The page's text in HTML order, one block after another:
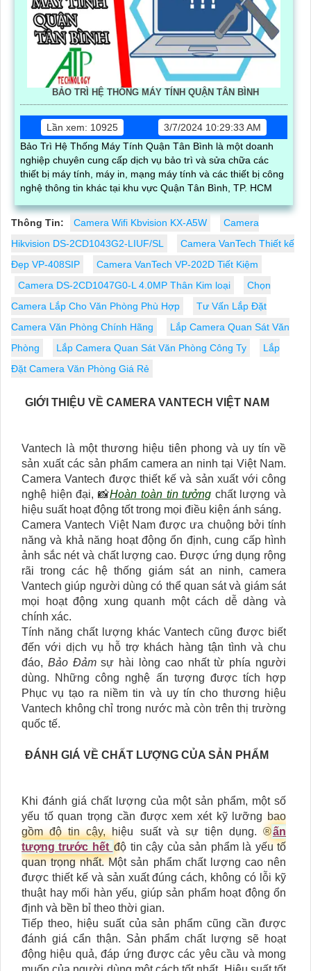
BẢO TRÌ HỆ THỐNG MÁY TÍNH QUẬN TÂN BÌNH
Lần xem: 10925
3/7/2024 10:29:33 AM
Bảo Trì Hệ Thống Máy Tính Quận Tân Bình là một doanh
nghiệp chuyên cung cấp dịch vụ bảo trì và sửa chữa các
thiết bị máy tính, máy in, mạng máy tính và các thiết bị công
nghệ thông tin khác tại khu vực Quận Tân Bình, TP. HCM
Thông Tin: Camera Wifi Kbvision KX-A5W
Camera
Hikvision DS-2CD1043G2-LIUF/SL
Camera VanTech Thiết kế
Đẹp VP-408SIP
Camera VanTech VP-202D Tiết Kiệm
Camera DS-2CD1047G0-L 4.0MP Thân Kim loại
Chọn
Camera Lắp Cho Văn Phòng Phù Hợp
Tư Vấn Lắp Đặt
Camera Văn Phòng Chính Hãng
Lắp Camera Quan Sát Văn
Phòng
Lắp Camera Quan Sát Văn Phòng Công Ty
Lắp
Đặt Camera Văn Phòng Giá Rẻ
GIỚI THIỆU VỀ CAMERA VANTECH VIỆT NAM
Vantech là một thương hiệu tiên phong và uy tín về
sản xuất các sản phẩm camera an ninh tại Việt Nam.
Camera Vantech được thiết kế và sản xuất với công
nghệ hiện đại, 📸Hoàn toàn tin tưởng chất lượng và
hiệu suất hoạt động tốt trong mọi điều kiện ánh sáng.
Camera Vantech Việt Nam được ưa chuộng bởi tính
năng và khả năng hoạt động ổn định, cung cấp hình
ảnh sắc nét và chất lượng cao. Được ứng dụng rộng
rãi trong các hệ thống giám sát an ninh, camera
Vantech giúp người dùng có thể quan sát và giám sát
mọi hoạt động xung quanh một cách dễ dàng và
chính xác.
Tính năng chất lượng khác Vantech cũng được biết
đến với dịch vụ hỗ trợ khách hàng tận tình và chu
đáo, Bảo Đảmsự hài lòng cao nhất từ phía người
dùng. Những công nghệ ấn tượng được tích hợp
Phục vụ tạo ra niềm tin và uy tín cho thương hiệu
Vantech không chỉ trong nước mà còn trên thị trường
quốc tế.
ĐÁNH GIÁ VỀ CHẤT LƯỢNG CỦA SẢN PHẨM
Khi đánh giá chất lượng của một sản phẩm, một số
yếu tố quan trọng cần được xem xét kỹ lưỡng bao
gồm độ tin cậy, hiệu suất và sự tiện dụng. ®️ấn
tượng trước hết độ tin cậy của sản phẩm là yếu tố
quan trọng nhất. Một sản phẩm chất lượng cao nên
được thiết kế và sản xuất đúng cách, không có lỗi kỹ
thuật hay mối hàn yếu, giúp sản phẩm hoạt động ổn
định và bền bỉ theo thời gian.
Tiếp theo, hiệu suất của sản phẩm cũng cần được
đánh giá cẩn thận. Sản phẩm chất lượng sẽ hoạt
động hiệu quả, đáp ứng được các yêu cầu và mong